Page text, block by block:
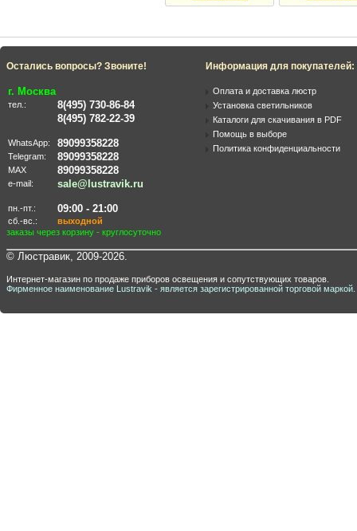
Остались вопросы? Звоните!
г. Москва
тел.:
8(495) 730-86-84
8(495) 782-22-39
WhatsApp: 89099358228
Telegram: 89099358228
MAX 89099358228
e-mail: sale@lustravik.ru
пн.-пт.: 09:00 - 21:00
сб.-вс.:
выходной
заказы через корзину - круглосуточно
Информация для покупателей:
Оплата и доставка люстр
Установка светильников
Каталоги для скачивания в PDF
Помощь в выборе
Политика конфиденциальности
© Люстравик, 2009-2026.
Интернет-магазин по продаже приборов освещения и сопутствующих товаров.
Фирменное наименование Lustravik - является зарегистрированной торговой